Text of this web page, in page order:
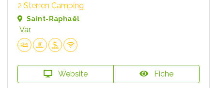
2 Sterren Camping
Saint-Raphaël
Var
Website Fiche